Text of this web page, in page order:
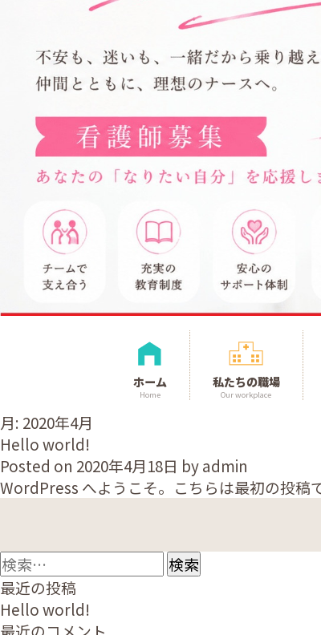
Home
ホーム
Our workplace
私たちの職場
月: 2020年4月
Hello world!
Posted on 2020年4月18日 byadmin
WordPress へようこそ。こちらは最初の投稿
検
索:
最近の投稿
Hello world!
最近のコメント